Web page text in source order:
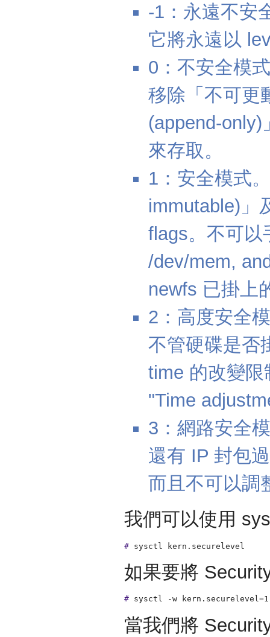
-1：永遠不安
它將永遠以
0：不安全模
移除「不可更
(append-
來存取。
1：安全模式
immutable)」
flags。不可以
/dev/mem,
newfs 已掛上
2：高度安全
不管硬碟是否
time 的改變
"Time
3：網路安全
還有 IP 封包
而且不可以調
我們可以使用
# sysctl kern.securelevel
如果要將
# sysctl -w kern.securelevel=1
當我們將